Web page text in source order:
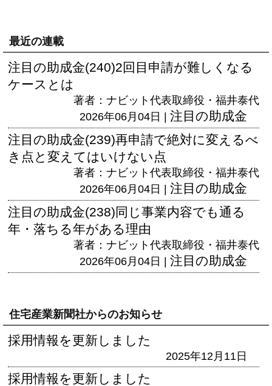
最近の連載
注目の助成金(240)2回目申請が難しくなる
ケースとは
著者：ナビット代表取締役・福井泰代
2026年06月04日 | 注目の助成金
注目の助成金(239)再申請で絶対に変えるべ
き点と変えてはいけない点
著者：ナビット代表取締役・福井泰代
2026年06月04日 | 注目の助成金
注目の助成金(238)同じ事業内容でも通る
年・落ちる年がある理由
著者：ナビット代表取締役・福井泰代
2026年06月04日 | 注目の助成金
住宅産業新聞社からのお知らせ
採用情報を更新しました
2025年12月11日
採用情報を更新しました